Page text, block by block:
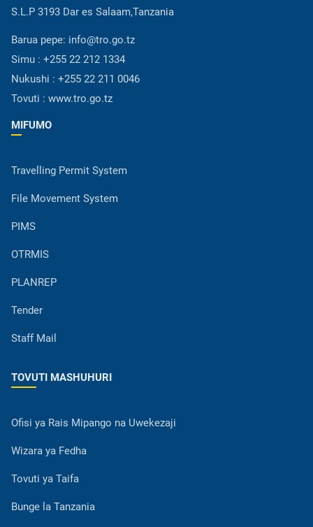
S.L.P 3193 Dar es Salaam,Tanzania
Barua pepe: info@tro.go.tz
Simu : +255 22 212 1334
Nukushi : +255 22 211 0046
Tovuti : www.tro.go.tz
MIFUMO
Travelling Permit System
File Movement System
PIMS
OTRMIS
PLANREP
Tender
Staff Mail
TOVUTI MASHUHURI
Ofisi ya Rais Mipango na Uwekezaji
Wizara ya Fedha
Tovuti ya Taifa
Bunge la Tanzania